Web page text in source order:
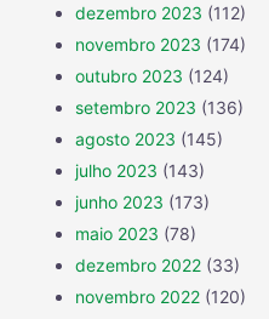
dezembro 2023 (112)
novembro 2023 (174)
outubro 2023 (124)
setembro 2023 (136)
agosto 2023 (145)
julho 2023 (143)
junho 2023 (173)
maio 2023 (78)
dezembro 2022 (33)
novembro 2022 (120)